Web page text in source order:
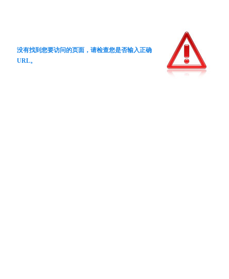
没有找到您要访问的页面，请检查您是否输入正确
URL。